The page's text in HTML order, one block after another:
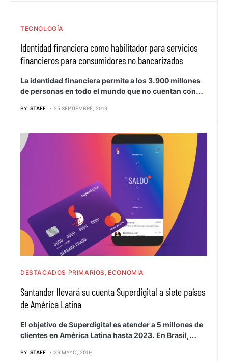
TECNOLOGÍA
Identidad financiera como habilitador para servicios
financieros para consumidores no bancarizados
La identidad financiera permite a los 3.900 millones
de personas en todo el mundo que no cuentan con…
BY STAFF 25 SEPTIEMBRE, 2019
DESTACADOS PRIMARIOS ECONOMIA
Santander llevará su cuenta Superdigital a siete países
de América Latina
El objetivo de Superdigital es atender a 5 millones de
clientes en América Latina hasta 2023. En Brasil,…
BY STAFF 29 MAYO, 2019